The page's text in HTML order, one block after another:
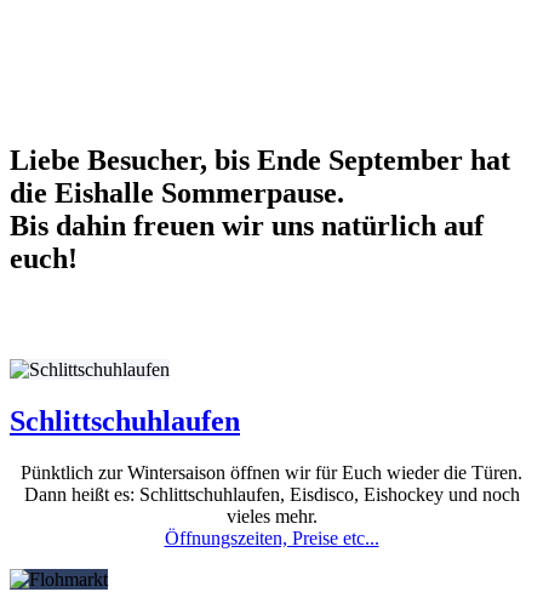
Liebe Besucher, bis Ende September hat
die Eishalle Sommerpause.
Bis dahin freuen wir uns natürlich auf
euch!
Schlittschuhlaufen
Pünktlich zur Wintersaison öffnen wir für Euch wieder die Türen.
Dann heißt es: Schlittschuhlaufen, Eisdisco, Eishockey und noch
vieles mehr.
Öffnungszeiten, Preise etc...